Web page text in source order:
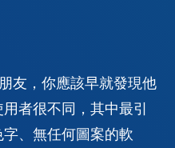
友，你應該早就發現他
者很不同，其中最引
、無任何圖案的軟